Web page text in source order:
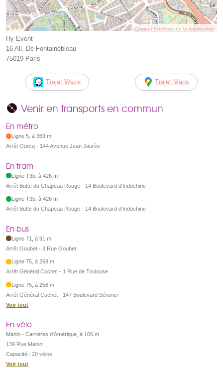
Corriger l’adresse ou la localisation
Hy Event
16 All. De Fontainebleau
75019 Paris
Trajet Waze Trajet Maps
Venir en transports en commun
En métro
Ligne 5, à 359 m
Arrêt Ourcq - 144 Avenue Jean Jaurès
En tram
Ligne T3b, à 426 m
Arrêt Butte du Chapeau Rouge - 14 Boulevard d'Indochine
Ligne T3b, à 426 m
Arrêt Butte du Chapeau Rouge - 14 Boulevard d’Indochine
En bus
Ligne 71, à 91 m
Arrêt Goubet - 3 Rue Goubet
Ligne 75, à 268 m
Arrêt Général Cochet - 1 Rue de Toulouse
Ligne 75, à 256 m
Arrêt Général Cochet - 147 Boulevard Sérurier
Voir tout
En vélo
Manin - Carrières d'Amérique, à 106 m
139 Rue Manin
Capacité : 20 vélos
Voir tout